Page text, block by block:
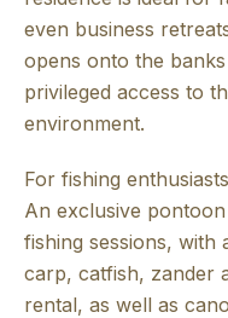
even business
opens onto the
privileged access to
environment.
For fishing
An exclusive
fishing sessions, with
carp, catfish, zander
rental, as well as